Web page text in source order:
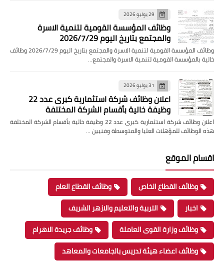
29 يوليو 2026
وظائف المؤسسة القومية لتنمية الاسرة
والمجتمع بتاريخ اليوم 2026/7/29
وظائف المؤسسة القومية لتنمية الاسرة والمجتمع بتاريخ اليوم 2026/7/29 وظائف
خالية بالمؤسسة القومية لتنمية الاسرة والمجتمع…
31 يوليو 2026
اعلان وظائف شركة استثمارية كبرى عدد 22
وظيفة خالية بأقسام الشركة المختلفة
اعلان وظائف شركة استثمارية كبرى عدد 22 وظيفة خالية بأقسام الشركة المختلفة
هذه الوظائف للمؤهلات العليا والمتوسطة وفنيين …
اقسام الموقع
وظائف القطاع الخاص
وظائف القطاع العام
اخبار
التربية والتعليم والازهر الشريف
وظائف وزارة القوى العاملة
وظائف جريدة الاهرام
وظائف اعضاء هيئة تدريس بالجامعات والمعاهد